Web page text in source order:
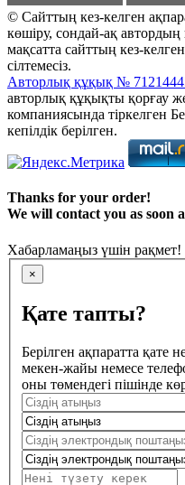
© Сайттың кез-келген
көшіру, сондай-ақ автордың
мақсатта сайттың кез-
сілтемесіз.
Авторлық құқық №
авторлық құқықты қорғау
компаниясында тіркелген
кепілдік берілген.
Thanks for your order!
We will contact you as soon
Хабарламаңыз үшін рақмет!
×
Қате тапты?
Берілген ақпаратта қате
мекен-жайы немесе
оны төмендегі пішінде